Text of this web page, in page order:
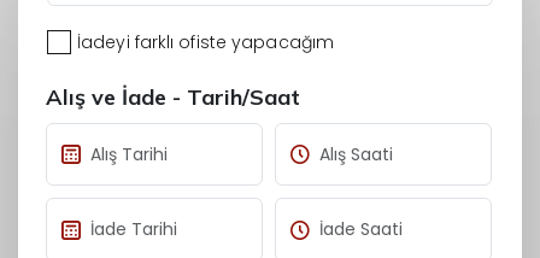
İadeyi farklı ofiste yapacağım
Alış ve İade - Tarih/Saat